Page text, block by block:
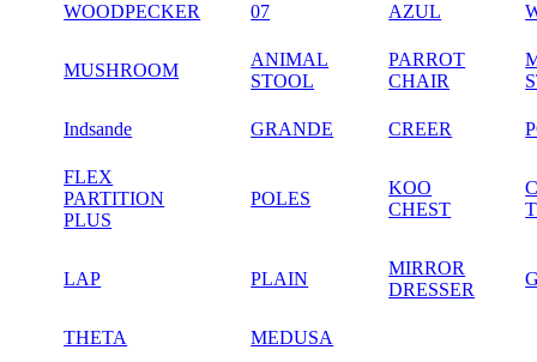
WOODPECKER 07 AZUL
MUSHROOM
ANIMAL
STOOL
PARROT
CHAIR
Indsande GRANDE CREER
FLEX
PARTITION
PLUS
POLES
KOO
CHEST
LAP PLAIN
MIRROR
DRESSER
THETA
MEDUSA